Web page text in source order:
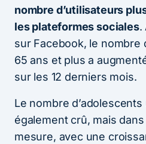
nombre d’utilisateurs
les plateformes sociales.
sur Facebook, le nombre
65 ans et plus a
sur les 12 derniers mois.
Le nombre
également crû, mais
mesure, avec une